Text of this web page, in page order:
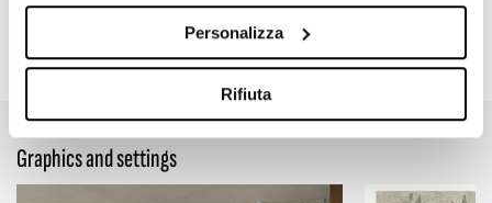
Personalizza
Rifiuta
Graphics and settings